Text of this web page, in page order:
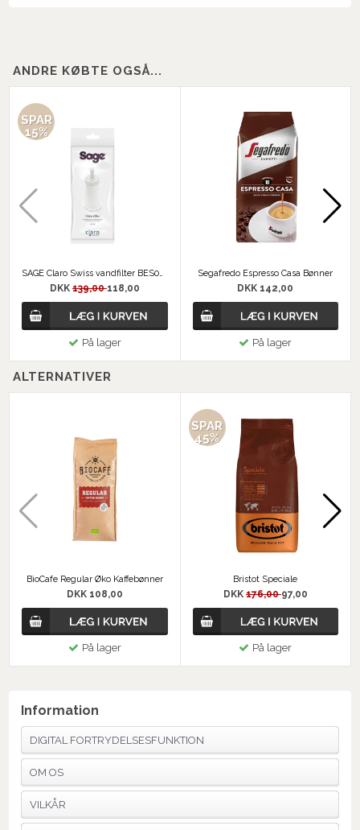
ANDRE KØBTE OGSÅ...
SPAR
15%
SAGE Claro Swiss vandfilter BES008 / SES008
DKK 139,00118,00
På lager
Segafredo Espresso Casa Bønner
DKK 142,00
På lager
ALTERNATIVER
BioCafe Regular Øko Kaffebønner
DKK 108,00
På lager
SPAR
45%
Bristot Speciale
DKK 176,0097,00
På lager
Information
DIGITAL FORTRYDELSESFUNKTION
OM OS
VILKÅR